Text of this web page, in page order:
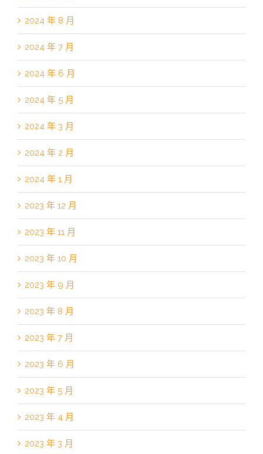
2024 年 8 月
2024 年 7 月
2024 年 6 月
2024 年 5 月
2024 年 3 月
2024 年 2 月
2024 年 1 月
2023 年 12 月
2023 年 11 月
2023 年 10 月
2023 年 9 月
2023 年 8 月
2023 年 7 月
2023 年 6 月
2023 年 5 月
2023 年 4 月
2023 年 3 月